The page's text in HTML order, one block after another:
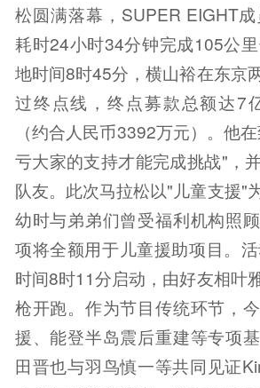
松圆满落幕，SUPER EIGHT成
耗时24小时34分钟完成105公
地时间8时45分，横山裕在东京
过终点线，终点募款总额达7
（约合人民币3392万元）。他
亏大家的支持才能完成挑战"，
队友。此次马拉松以"儿童支援"
幼时与弟弟们曾受福利机构照
项将全额用于儿童援助项目。
时间8时11分启动，由好友相叶
枪开跑。作为节目传统环节，
援、能登半岛震后重建等专项
田晋也与羽鸟慎一等共同见证